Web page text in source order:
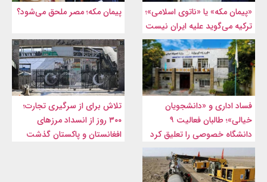
«پیمان مکه» یا «ناتوی اسلامی»؛
ترکیه می‌گوید علیه ایران نیست
پیمان مکه؛ مصر ملحق می‌شود؟
فساد اداری و «دانشجویان
خیالی»؛ طالبان فعالیت ۹
دانشگاه خصوصی را تعلیق کرد
تلاش برای از سرگیری تجارت؛
۳۰۰ روز از انسداد مرزهای
افغانستان و پاکستان گذشت